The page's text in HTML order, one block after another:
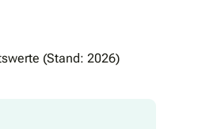
(Stand: 2026)